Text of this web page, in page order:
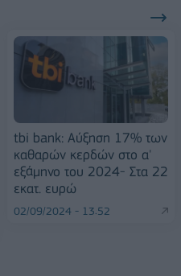
tbi bank: Αύξηση 17% των
καθαρών κερδών στο α'
εξάμηνο του 2024- Στα 22
εκατ. ευρώ
02/09/2024 - 13:52